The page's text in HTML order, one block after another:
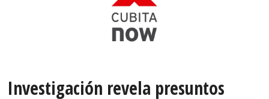
Investigación revela presuntos